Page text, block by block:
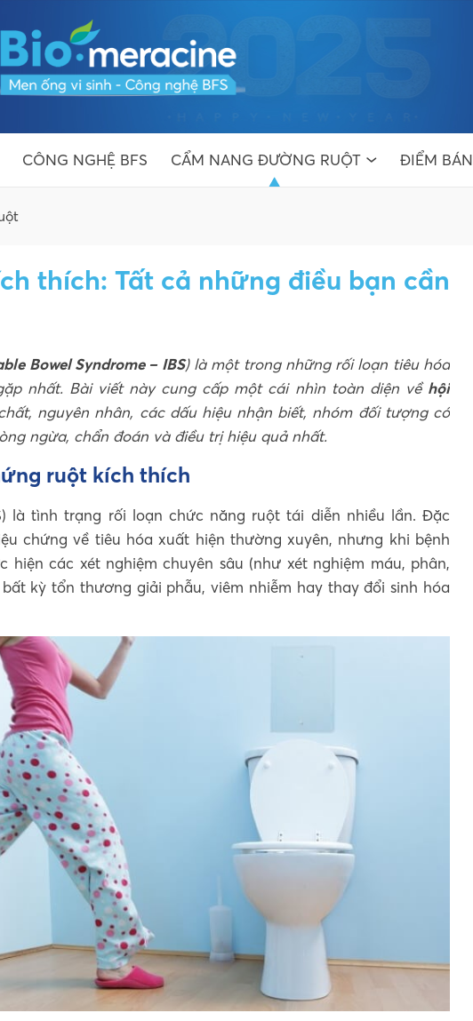
CÔNG NGHỆ BFS CẨM NANG ĐƯỜNG RUỘT ĐIỂM BÁN
thích: Tất cả những điều bạn cần
Bowel Syndrome – IBS) là một trong những rối loạn tiêu hóa
nhất. Bài viết này cung cấp một cái nhìn toàn diện về hội
nguyên nhân, các dấu hiệu nhận biết, nhóm đối tượng có
ngừa, chẩn đoán và điều trị hiệu quả nhất.
ruột kích thích
là tình trạng rối loạn chức năng ruột tái diễn nhiều lần. Đặc
chứng về tiêu hóa xuất hiện thường xuyên, nhưng khi bệnh
các xét nghiệm chuyên sâu (như xét nghiệm máu, phân,
kỳ tổn thương giải phẫu, viêm nhiễm hay thay đổi sinh hóa